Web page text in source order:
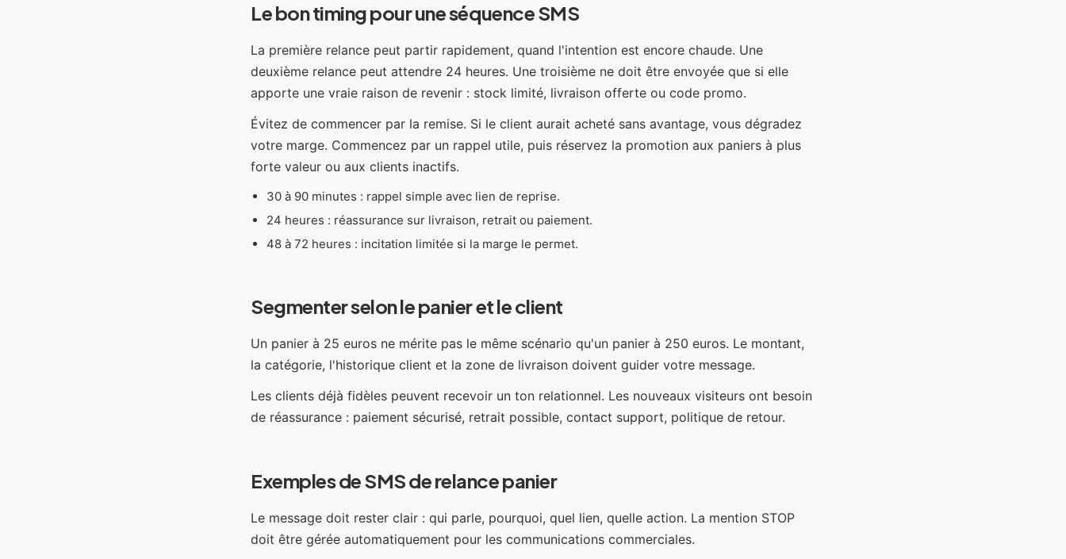
Le bon timing pour une séquence SMS
La première relance peut partir rapidement, quand l'intention est encore chaude. Une
deuxième relance peut attendre 24 heures. Une troisième ne doit être envoyée que si elle
apporte une vraie raison de revenir : stock limité, livraison offerte ou code promo.
Évitez de commencer par la remise. Si le client aurait acheté sans avantage, vous dégradez
votre marge. Commencez par un rappel utile, puis réservez la promotion aux paniers à plus
forte valeur ou aux clients inactifs.
30 à 90 minutes : rappel simple avec lien de reprise.
24 heures : réassurance sur livraison, retrait ou paiement.
48 à 72 heures : incitation limitée si la marge le permet.
Segmenter selon le panier et le client
Un panier à 25 euros ne mérite pas le même scénario qu'un panier à 250 euros. Le montant,
la catégorie, l'historique client et la zone de livraison doivent guider votre message.
Les clients déjà fidèles peuvent recevoir un ton relationnel. Les nouveaux visiteurs ont besoin
de réassurance : paiement sécurisé, retrait possible, contact support, politique de retour.
Exemples de SMS de relance panier
Le message doit rester clair : qui parle, pourquoi, quel lien, quelle action. La mention STOP
doit être gérée automatiquement pour les communications commerciales.